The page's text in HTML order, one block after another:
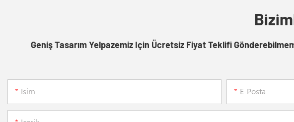
Geniş Tasarım Yelpazemiz Için Ücretsiz Fiyat Teklifi
Isim E-Posta